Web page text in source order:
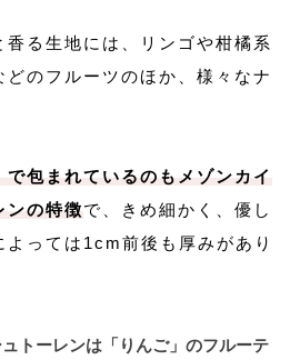
香る生地には、リンゴや柑橘系
のフルーツのほか、様々なナ
包まれているのもメゾンカイ
ンの特徴で、きめ細かく、優し
よっては1cm前後も厚みがあり
トーレンは「りんご」のフルーテ